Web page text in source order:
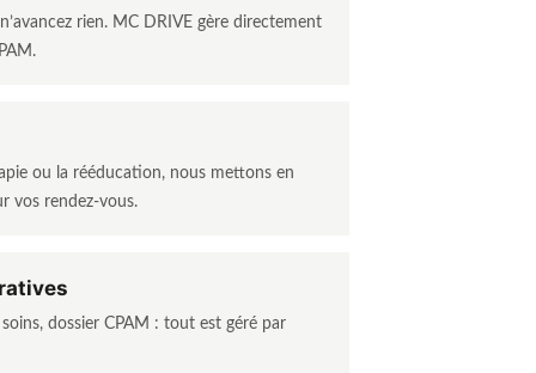
rien. MC DRIVE gère directement
ou la rééducation, nous mettons en
vos rendez-vous.
dossier CPAM : tout est géré par